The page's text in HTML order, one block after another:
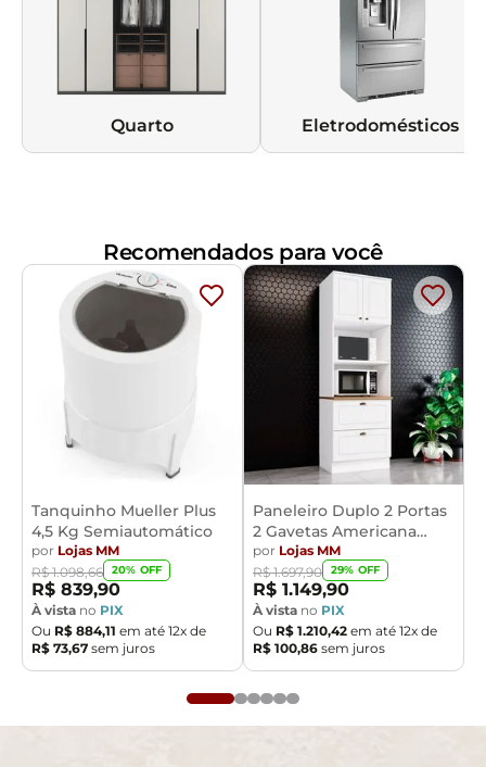
Quarto Eletrodomésticos
Recomendados para você
Tanquinho Mueller Plus
4,5 Kg Semiautomático
por Lojas MM
R$ 1.098,66 20% OFF
R$ 839,90
À vista no PIX
Ou R$ 884,11 em até 12x de
R$ 73,67 sem juros
Paneleiro Duplo 2 Portas
2 Gavetas Americana
Henn
por Lojas MM
R$ 1.697,90 29% OFF
R$ 1.149,90
À vista no PIX
Ou R$ 1.210,42 em até 12x de
R$ 100,86 sem juros